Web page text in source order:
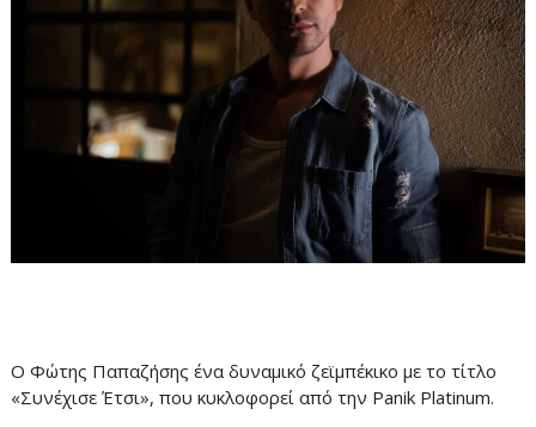
Ο Φώτης Παπαζήσης ένα δυναμικό ζεϊμπέκικο με το τίτλο
«Συνέχισε Έτσι», που κυκλοφορεί από την Panik Platinum.